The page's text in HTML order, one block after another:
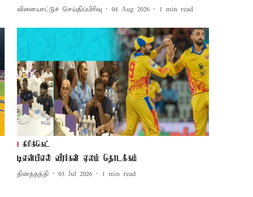
விளையாட்டுச் செய்திப்பிரிவு 04 Aug 2026 1 min read
கிரிக்கெட்
டிஎன்பிஎல் வீரர்கள் ஏலம் தொடக்கம்
தினத்தந்தி 03 Jul 2026 1 min read